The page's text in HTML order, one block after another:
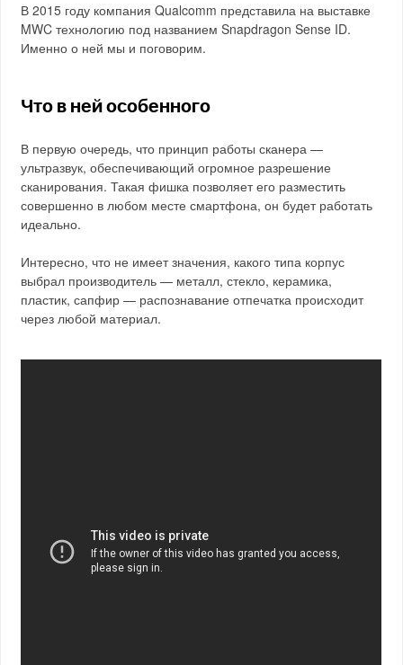
В 2015 году компания Qualcomm представила на выставке
MWC технологию под названием Snapdragon Sense ID.
Именно о ней мы и поговорим.
Что в ней особенного
В первую очередь, что принцип работы сканера —
ультразвук, обеспечивающий огромное разрешение
сканирования. Такая фишка позволяет его разместить
совершенно в любом месте смартфона, он будет работать
идеально.
Интересно, что не имеет значения, какого типа корпус
выбрал производитель — металл, стекло, керамика,
пластик, сапфир — распознавание отпечатка происходит
через любой материал.